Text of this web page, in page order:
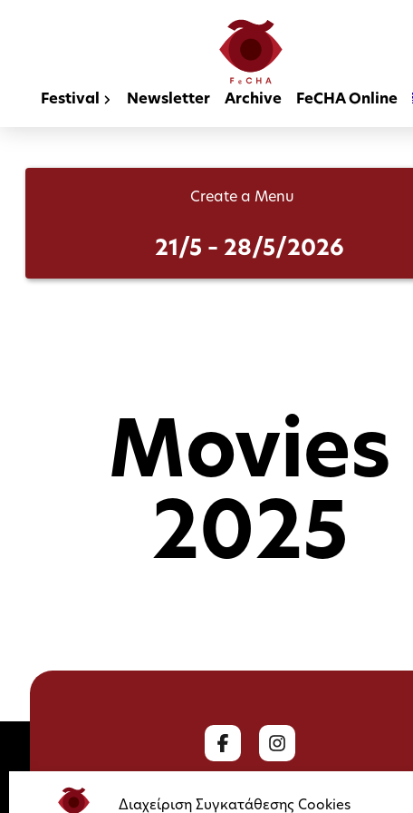
Διαχείριση Συγκατάθεσης Cookies
Festival Newsletter Archive FeCHA Online
Create a Menu
21/5 – 28/5/2026
Movies
2025